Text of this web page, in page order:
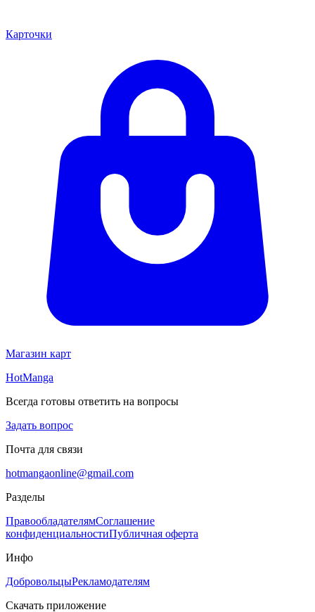
Карточки
Магазин карт
HotManga
Всегда готовы ответить на вопросы
Задать вопрос
Почта для связи
hotmangaonline@gmail.com
Разделы
ПравообладателямСоглашение
конфиденциальностиПубличная оферта
Инфо
ДобровольцыРекламодателям
Скачать приложение